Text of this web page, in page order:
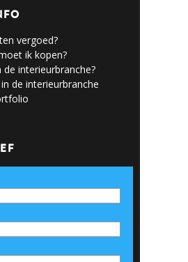
vergoed?
ik kopen?
interieurbranche?
de interieurbranche